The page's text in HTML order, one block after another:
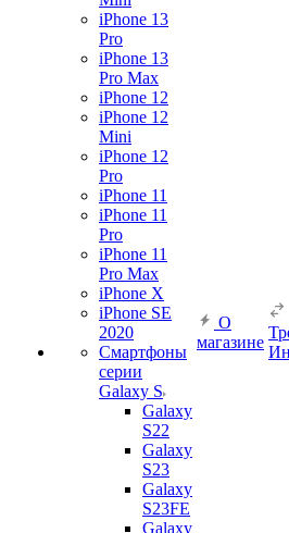
iPhone 13
Pro
iPhone 13
Pro Max
iPhone 12
iPhone 12
Mini
iPhone 12
Pro
iPhone 11
iPhone 11
Pro
iPhone 11
Pro Max
iPhone X
iPhone SE
2020
Смартфоны
серии
Galaxy S
Galaxy
S22
Galaxy
S23
Galaxy
S23FE
Galaxy
О
магазине
Ин